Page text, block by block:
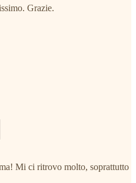
Grazie.
Mi ci ritrovo molto, soprattutto